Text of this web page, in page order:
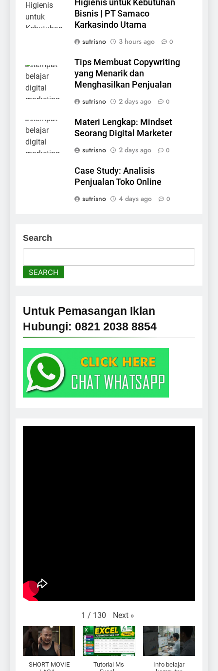
Higienis untuk Kebutuhan
Bisnis | PT Samaco
Karkasindo Utama
sutrisno
3 hours ago 0
Tips Membuat Copywriting
yang Menarik dan
Menghasilkan Penjualan
sutrisno
2 days ago 0
Materi Lengkap: Mindset
Seorang Digital Marketer
sutrisno
2 days ago 0
Case Study: Analisis
Penjualan Toko Online
sutrisno
4 days ago 0
Search
SEARCH
Untuk Pemasangan Iklan
Hubungi: 0821 2038 8854
1 / 130 Next »
SHORT MOVIE
Tutorial Ms
Info belajar